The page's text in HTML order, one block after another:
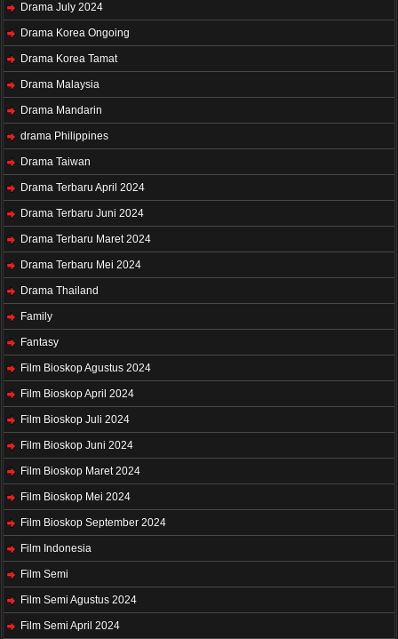
Drama July 2024
Drama Korea Ongoing
Drama Korea Tamat
Drama Malaysia
Drama Mandarin
drama Philippines
Drama Taiwan
Drama Terbaru April 2024
Drama Terbaru Juni 2024
Drama Terbaru Maret 2024
Drama Terbaru Mei 2024
Drama Thailand
Family
Fantasy
Film Bioskop Agustus 2024
Film Bioskop April 2024
Film Bioskop Juli 2024
Film Bioskop Juni 2024
Film Bioskop Maret 2024
Film Bioskop Mei 2024
Film Bioskop September 2024
Film Indonesia
Film Semi
Film Semi Agustus 2024
Film Semi April 2024